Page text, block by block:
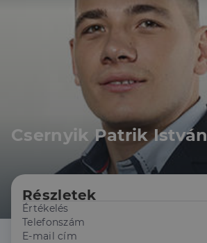
Csernyik Patrik István
Részletek
Értékelés
Telefonszám
E-mail cím